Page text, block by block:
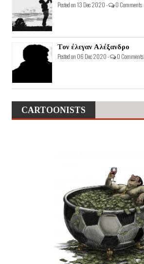
Posted on 13 Dec 2020 - 0 Comments
Τον έλεγαν Αλέξανδρο
Posted on 06 Dec 2020 - 0 Comments
CARTOONISTS